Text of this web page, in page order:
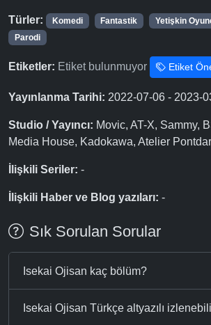
Türler: Komedi Fantastik Yetişkin
Parodi
Etiketler: Etiket bulunmuyor Etiket
Yayınlanma Tarihi: 2022-07-06 - 2023-
Studio / Yayıncı: Movic, AT-X, Sammy,
Media House, Kadokawa, Atelier
İlişkili Seriler: -
İlişkili Haber ve Blog yazıları: -
Sık Sorulan Sorular
Isekai Ojisan kaç bölüm?
Isekai Ojisan Türkçe altyazılı